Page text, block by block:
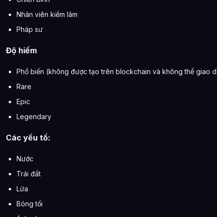
Nhân viên kiểm lâm
Pháp sư
Độ hiếm
Phổ biến (không được tạo trên blockchain và không thể giao
Rare
Epic
Legendary
Các yếu tố:
Nước
Trái đất
Lửa
Bóng tối